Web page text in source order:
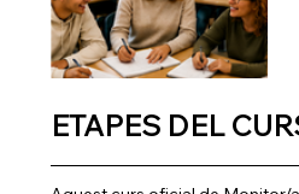
ETAPES DEL